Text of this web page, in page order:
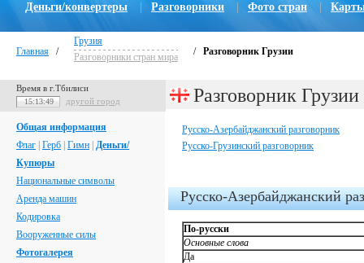
Деньги/конвертеры
Разговорники Фото стран
Главная /
Грузия
Разговорники стран мира
/ Разговорник Грузии
Время в г.Тбилиси
15:13:50 другой город
Общая информация
Флаг Герб Гимн Деньги/
Купюры
Национальные символы
Аренда машин
Кодировка
Вооруженные силы
Фотогалерея
Разговорник Грузии
Русско-Азербайджанский разговорник
Русско-Грузинский разговорник
Русско-Азербайджанский
По-русски
Основные слова
Да